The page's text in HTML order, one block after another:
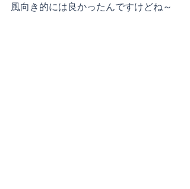
風向き的には良かったんですけどね～